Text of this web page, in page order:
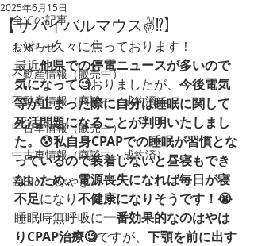
全ての記事
お知らせ
不動産情報（販売中）
不動産情報（商談中・成約済）
中古車情報（販売中）
中古車情報（商談中・成約済）
高田のつぶやき
【サバイバルマウス✌⁉】
2025年6月15日
いや～久々に焦っております！
最近他県での停電ニュースが多いので
気になって🧐おりましたが、 今後電気
等が止まった際に自分は睡眠に関して
死活問題になることが判明いたしまし
た。😰私自身CPAPでの睡眠が習慣とな
っているので装着しないと昼寝もでき
ないため、電源喪失になれば毎日が寝
不足になり不健康になりそうです！😭
睡眠時無呼吸に一番効果的なのはやは
りCPAP治療🧐ですが、 下顎を前に出す